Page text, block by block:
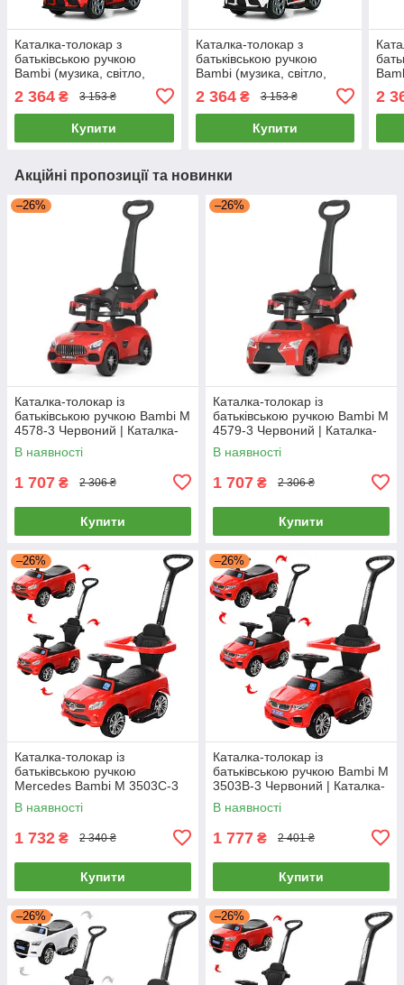
Каталка-толокар з
батьківською ручкою
Bambi (музика, світло,
6129EL-3 Червона
2 364 ₴ 3 153 ₴
Купити
Каталка-толокар з
батьківською ручкою
Bambi (музика, світло,
6129EL-1 Біла
2 364₴ 3 153 ₴
Купити
2
Акційні пропозиції та новинки
–26%
Каталка-толокар із
батьківською ручкою Bambi M
4578-3 Червоний | Каталка-
толокар з батьківською
ручкою
В наявності
1 707 ₴ 2 306 ₴
Купити
–26%
Каталка-толокар із
батьківською ручкою Bambi M
4579-3 Червоний | Каталка-
толокар з батьківською
ручкою
В наявності
1 707 ₴ 2 306 ₴
Купити
–26%
Каталка-толокар із
батьківською ручкою
Mercedes Bambi M 3503C-3
Червоний | Каталка-толокар з
батьківською ручкою
В наявності
1 732 ₴ 2 340 ₴
Купити
–26%
Каталка-толокар із
батьківською ручкою Bambi M
3503B-3 Червоний | Каталка-
толокар з батьківською
ручкою
В наявності
1 777 ₴ 2 401 ₴
Купити
–26% –26%